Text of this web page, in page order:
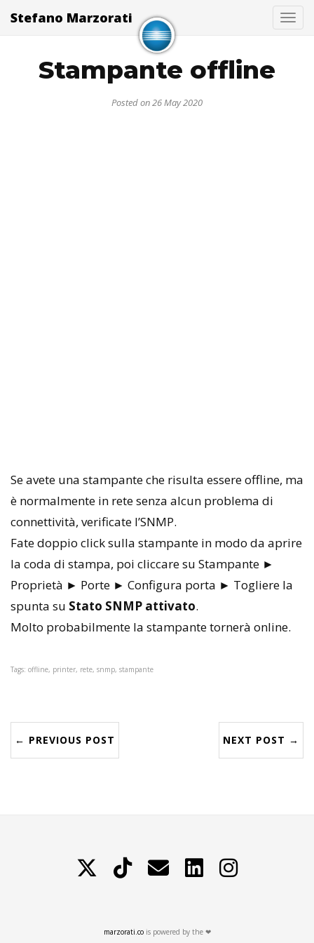
Stefano Marzorati
Stampante offline
Posted on 26 May 2020
Se avete una stampante che risulta essere offline, ma
è normalmente in rete senza alcun problema di
connettività, verificate l’SNMP.
Fate doppio click sulla stampante in modo da aprire
la coda di stampa, poi cliccare su Stampante ►
Proprietà ► Porte ► Configura porta ► Togliere la
spunta su Stato SNMP attivato.
Molto probabilmente la stampante tornerà online.
Tags: offline, printer, rete, snmp, stampante
← PREVIOUS POST NEXT POST →
TikTok Contattami LinkedIn
marzorati.cois powered by the ❤